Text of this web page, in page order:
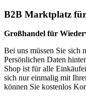
B2B Marktplatz
Großhandel für
Bei uns müssen Sie sich
Persönlichen Daten
Shop ist für alle
sich nur einmalig mit
können Sie kostenlos